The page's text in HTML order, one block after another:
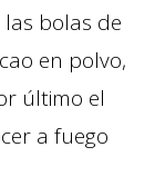
bolas de
en polvo,
último el
a fuego